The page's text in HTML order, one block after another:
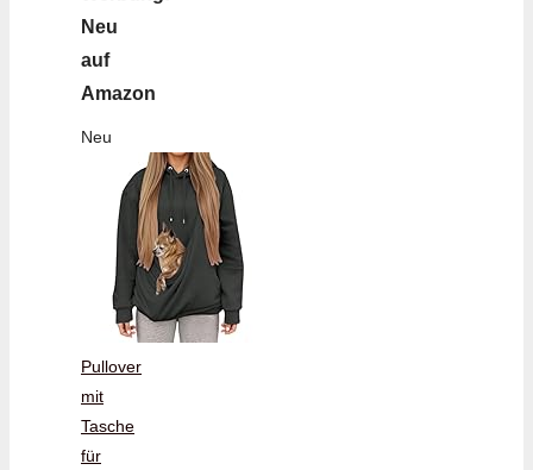
Neu
auf
Amazon
Neu
Pullover
mit
Tasche
für